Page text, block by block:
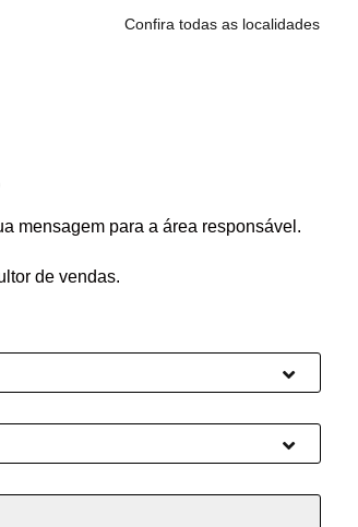
Confira todas as localidades
mensagem para a área responsável.
de vendas.